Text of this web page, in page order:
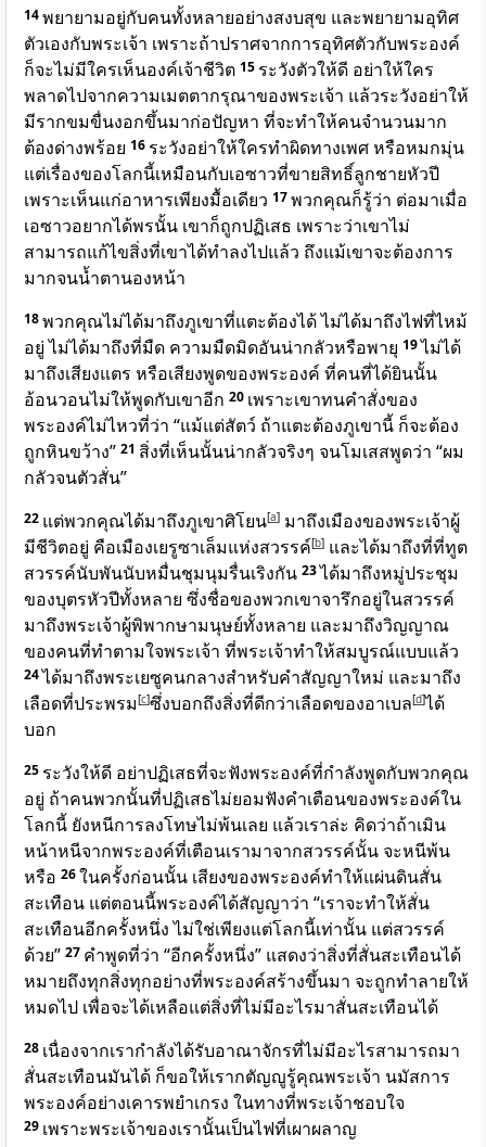
14พยายามอยู่กับคนทั้งหลายอย่างสงบสุข และพยายามอุทิศ
ตัวเองกับพระเจ้า เพราะถ้าปราศจากการอุทิศตัวกับพระองค์
ก็จะไม่มีใครเห็นองค์เจ้าชีวิต 15 ระวังตัวให้ดี อย่าให้ใคร
พลาดไปจากความเมตตากรุณาของพระเจ้า แล้วระวังอย่าให้
มีรากขมขื่นงอกขึ้นมาก่อปัญหา ที่จะทำให้คนจำนวนมาก
ต้องด่างพร้อย 16 ระวังอย่าให้ใครทำผิดทางเพศ หรือหมกมุ่น
แต่เรื่องของโลกนี้เหมือนกับเอซาวที่ขายสิทธิ์ลูกชายหัวปี
เพราะเห็นแก่อาหารเพียงมื้อเดียว 17พวกคุณก็รู้ว่า ต่อมาเมื่อ
เอซาวอยากได้พรนั้น เขาก็ถูกปฏิเสธ เพราะว่าเขาไม่
สามารถแก้ไขสิ่งที่เขาได้ทำลงไปแล้ว ถึงแม้เขาจะต้องการ
มากจนน้ำตานองหน้า
18พวกคุณไม่ได้มาถึงภูเขาที่แตะต้องได้ ไม่ได้มาถึงไฟที่ไหม้
อยู่ ไม่ได้มาถึงที่มืด ความมืดมิดอันน่ากลัวหรือพายุ 19ไม่ได้
มาถึงเสียงแตร หรือเสียงพูดของพระองค์ ที่คนที่ได้ยินนั้น
อ้อนวอนไม่ให้พูดกับเขาอีก 20 เพราะเขาทนคำสั่งของ
พระองค์ไม่ไหวที่ว่า “แม้แต่สัตว์ ถ้าแตะต้องภูเขานี้ ก็จะต้อง
ถูกหินขว้าง” 21 สิ่งที่เห็นนั้นน่ากลัวจริงๆ จนโมเสสพูดว่า “ผม
กลัวจนตัวสั่น”
22 แต่พวกคุณได้มาถึงภูเขาศิโยน[a] มาถึงเมืองของพระเจ้าผู้
มีชีวิตอยู่ คือเมืองเยรูซาเล็มแห่งสวรรค์[b] และได้มาถึงที่ที่ทูต
สวรรค์นับพันนับหมื่นชุมนุมรื่นเริงกัน 23ได้มาถึงหมู่ประชุม
ของบุตรหัวปีทั้งหลาย ซึ่งชื่อของพวกเขาจารึกอยู่ในสวรรค์
มาถึงพระเจ้าผู้พิพากษามนุษย์ทั้งหลาย และมาถึงวิญญาณ
ของคนที่ทำตามใจพระเจ้า ที่พระเจ้าทำให้สมบูรณ์แบบแล้ว
24ได้มาถึงพระเยซูคนกลางสำหรับคำสัญญาใหม่ และมาถึง
เลือดที่ประพรม[c]ซึ่งบอกถึงสิ่งที่ดีกว่าเลือดของอาเบล[d]ได้
บอก
25 ระวังให้ดี อย่าปฏิเสธที่จะฟังพระองค์ที่กำลังพูดกับพวกคุณ
อยู่ ถ้าคนพวกนั้นที่ปฏิเสธไม่ยอมฟังคำเตือนของพระองค์ใน
โลกนี้ ยังหนีการลงโทษไม่พ้นเลย แล้วเราล่ะ คิดว่าถ้าเมิน
หน้าหนีจากพระองค์ที่เตือนเรามาจากสวรรค์นั้น จะหนีพ้น
หรือ 26ในครั้งก่อนนั้น เสียงของพระองค์ทำให้แผ่นดินสั่น
สะเทือน แต่ตอนนี้พระองค์ได้สัญญาว่า “เราจะทำให้สั่น
สะเทือนอีกครั้งหนึ่ง ไม่ใช่เพียงแต่โลกนี้เท่านั้น แต่สวรรค์
ด้วย” 27 คำพูดที่ว่า “อีกครั้งหนึ่ง” แสดงว่าสิ่งที่สั่นสะเทือนได้
หมายถึงทุกสิ่งทุกอย่างที่พระองค์สร้างขึ้นมา จะถูกทำลายให้
หมดไป เพื่อจะได้เหลือแต่สิ่งที่ไม่มีอะไรมาสั่นสะเทือนได้
28 เนื่องจากเรากำลังได้รับอาณาจักรที่ไม่มีอะไรสามารถมา
สั่นสะเทือนมันได้ ก็ขอให้เรากตัญญูรู้คุณพระเจ้า นมัสการ
พระองค์อย่างเคารพยำเกรง ในทางที่พระเจ้าชอบใจ
29 เพราะพระเจ้าของเรานั้นเป็นไฟที่เผาผลาญ